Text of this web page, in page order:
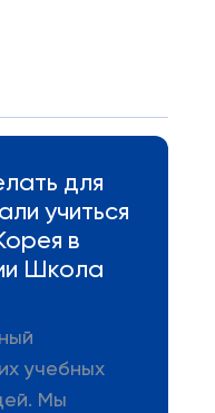
для
учиться
в
Школа
учебных
Мы